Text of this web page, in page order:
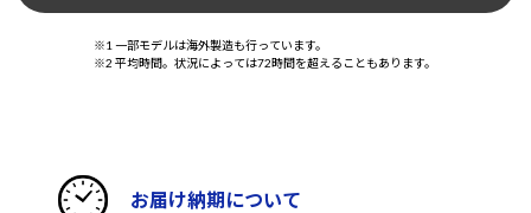
※1 一部モデルは海外製造も行っています。
※2 平均時間。状況によっては72時間を超えることもあります。
お届け納期について